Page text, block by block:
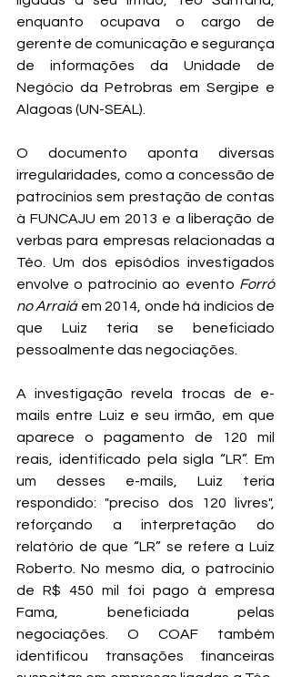
enquanto ocupava o cargo de
gerente de comunicação e segurança
de informações da Unidade de
Negócio da Petrobras em Sergipe e
Alagoas (UN-SEAL).
O documento aponta diversas
irregularidades, como a concessão de
patrocínios sem prestação de contas
à FUNCAJU em 2013 e a liberação de
verbas para empresas relacionadas a
Téo. Um dos episódios investigados
envolve o patrocínio ao evento Forró
no Arraiá em 2014, onde há indícios de
que Luiz teria se beneficiado
pessoalmente das negociações.
A investigação revela trocas de e-
mails entre Luiz e seu irmão, em que
aparece o pagamento de 120 mil
reais, identificado pela sigla “LR”. Em
um desses e-mails, Luiz teria
respondido: "preciso dos 120 livres",
reforçando a interpretação do
relatório de que “LR” se refere a Luiz
Roberto. No mesmo dia, o patrocínio
de R$ 450 mil foi pago à empresa
Fama, beneficiada pelas
negociações. O COAF também
identificou transações financeiras